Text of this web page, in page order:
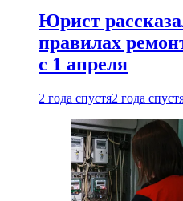
Юрист
правилах
с 1 апреля
2 года спустя2 года